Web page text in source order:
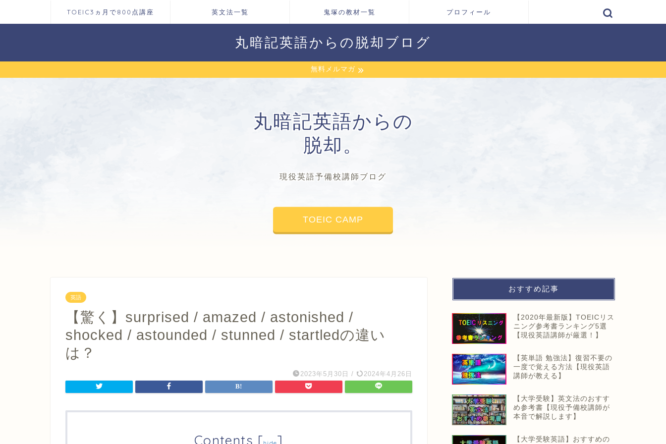
TOEIC3ヵ月で800点講座 英文法一覧 鬼塚の教材一覧 プロフィール
丸暗記英語からの脱却ブログ
無料メルマガ
丸暗記英語からの
脱却。
現役英語予備校講師ブログ
TOEIC CAMP
英語
【驚く】surprised / amazed / astonished /
shocked / astounded / stunned / startledの違い
は？
2023年5月30日 / 2024年4月26日
Contents [ ]
おすすめ記事
【2020年最新版】TOEICリス
ニング参考書ランキング5選
【現役英語講師が厳選！】
【英単語 勉強法】復習不要の
一度で覚える方法【現役英語
講師が教える】
【大学受験】英文法のおすす
め参考書【現役予備校講師が
本音で解説します】
【大学受験英語】おすすめの